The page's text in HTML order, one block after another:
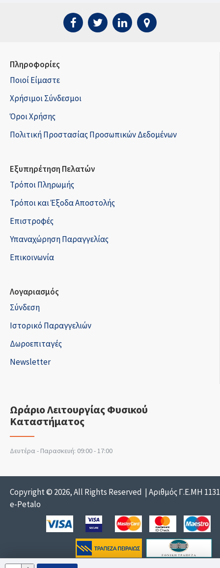
Πληροφορίες
Ποιοί Είμαστε
Χρήσιμοι Σύνδεσμοι
Όροι Χρήσης
Πολιτική Προστασίας Προσωπικών Δεδομένων
Εξυπηρέτηση Πελατών
Τρόποι Πληρωμής
Τρόποι και Έξοδα Αποστολής
Επιστροφές
Υπαναχώρηση Παραγγελίας
Επικοινωνία
Λογαριασμός
Σύνδεση
Ιστορικό Παραγγελιών
Δωροεπιταγές
Newsletter
Ωράριο Λειτουργίας Φυσικού
Καταστήματος
Δευτέρα - Παρασκευή: 09:00 - 17:00
Copyright © 2026, All Rights Reserved | Αριθμός Γ.Ε.ΜΗ
e-Petalo